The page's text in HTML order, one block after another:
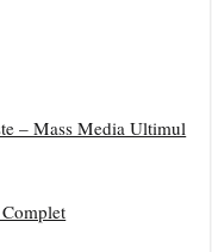
– Mass Media Ultimul